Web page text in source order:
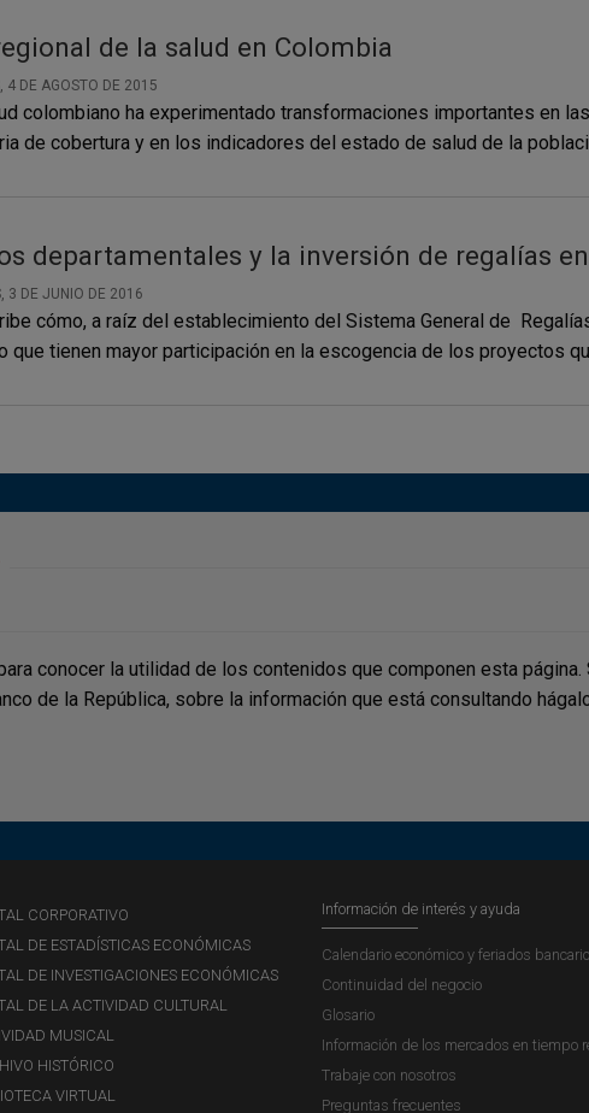
de la salud en Colombia
4 DE AGOSTO DE 2015
colombiano ha experimentado transformaciones importantes en
de cobertura y en los indicadores del estado de salud de la
departamentales y la inversión de regalías
3 DE JUNIO DE 2016
cómo, a raíz del establecimiento del Sistema General de
que tienen mayor participación en la escogencia de los proyectos
conocer la utilidad de los contenidos que componen esta
de la República, sobre la información que está consultando
CORPORATIVO
DE ESTADÍSTICAS ECONÓMICAS
DE INVESTIGACIONES ECONÓMICAS
DE LA ACTIVIDAD CULTURAL
MUSICAL
HISTÓRICO
VIRTUAL
Información de interés y ayuda
Calendario económico y feriados
Continuidad del negocio
Glosario
Información de los mercados en tiempo
Trabaje con nosotros
Preguntas frecuentes